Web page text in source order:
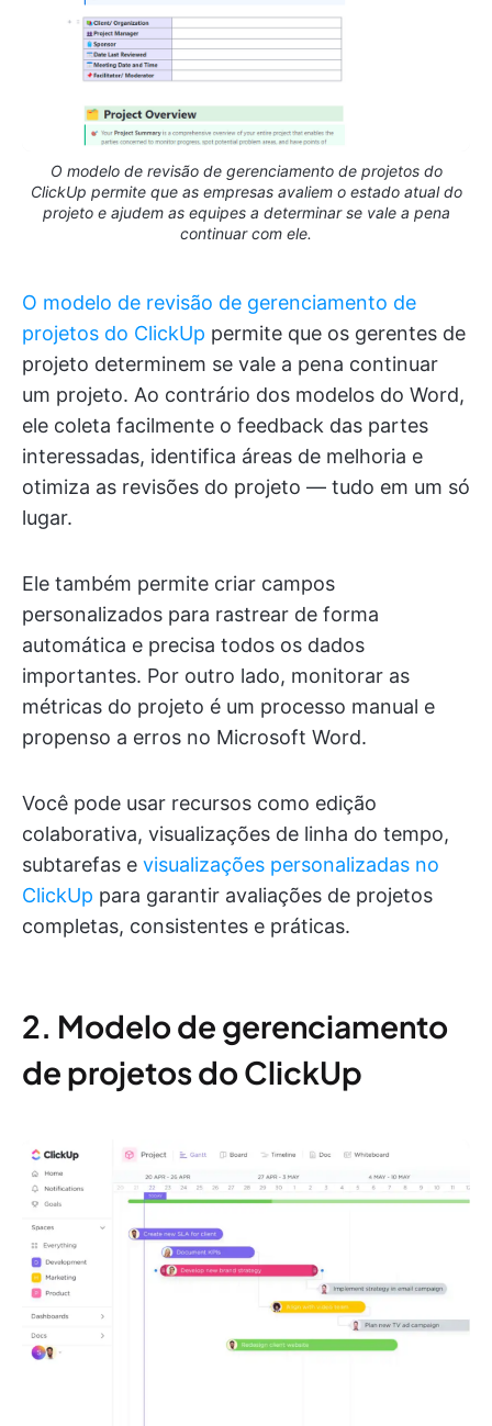
O modelo de revisão de gerenciamento de projetos do
ClickUp permite que as empresas avaliem o estado atual do
projeto e ajudem as equipes a determinar se vale a pena
continuar com ele.
O modelo de revisão de gerenciamento de
projetos do ClickUp permite que os gerentes de
projeto determinem se vale a pena continuar
um projeto. Ao contrário dos modelos do Word,
ele coleta facilmente o feedback das partes
interessadas, identifica áreas de melhoria e
otimiza as revisões do projeto — tudo em um só
lugar.
Ele também permite criar campos
personalizados para rastrear de forma
automática e precisa todos os dados
importantes. Por outro lado, monitorar as
métricas do projeto é um processo manual e
propenso a erros no Microsoft Word.
Você pode usar recursos como edição
colaborativa, visualizações de linha do tempo,
subtarefas e visualizações personalizadas no
ClickUp para garantir avaliações de projetos
completas, consistentes e práticas.
2. Modelo de gerenciamento
de projetos do ClickUp